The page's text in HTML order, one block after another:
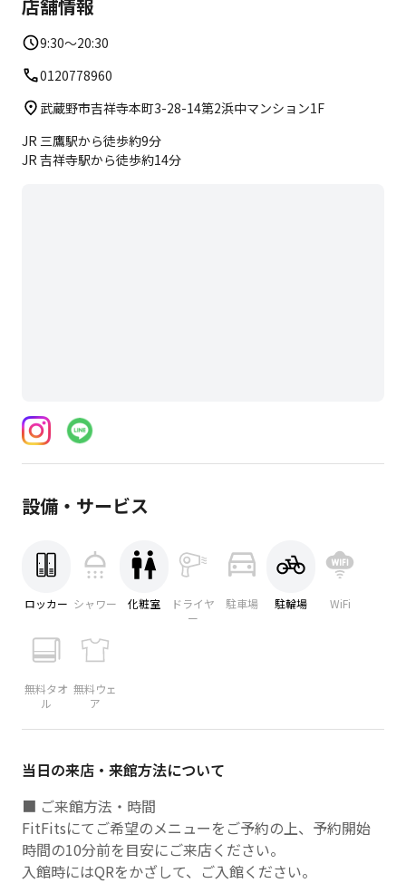
※羽織ものやレッグウォーマーは適宜ご準備ください
※ヨガマットは無料で貸し出しています
店舗情報
9:30～20:30
0120778960
武蔵野市吉祥寺本町3-28-14第2浜中マンション1F
JR 三鷹駅から徒歩約9分
JR 吉祥寺駅から徒歩約14分
設備・サービス
ロッカー シャワー 化粧室
ドライヤ
ー
駐車場 駐輪場 WiFi
無料タオ
ル
無料ウェ
ア
当日の来店・来館方法について
■ ご来館方法・時間
FitFitsにてご希望のメニューをご予約の上、予約開始
時間の10分前を目安にご来店ください。
入館時にはQRをかざして、ご入館ください。